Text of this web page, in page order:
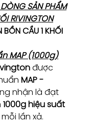
SẢN PHẨM
RIVINGTON
BỒN CẦU 1 KHỐI
MAP (1000g)
được
MAP -
nhận là đạt
1000g hiệu suất
lần xả.